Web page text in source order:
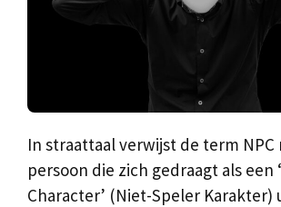
In straattaal verwijst de term NPC
persoon die zich gedraagt als een
Character’ (Niet-Speler Karakter)